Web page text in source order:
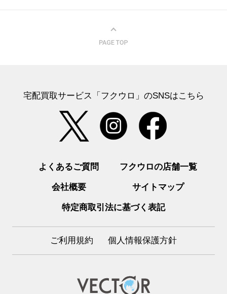
宅配買取サービス「フクウロ」のSNSはこちら
よくあるご質問 フクウロの店舗一覧
会社概要 サイトマップ
特定商取引法に基づく表記
ご利用規約 個人情報保護方針